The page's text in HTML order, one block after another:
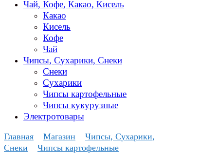
Чай, Кофе, Какао, Кисель
Какао
Кисель
Кофе
Чай
Чипсы, Сухарики, Снеки
Снеки
Сухарики
Чипсы картофельные
Чипсы кукурузные
Электротовары
Главная Магазин
Чипсы, Сухарики,
Снеки
Чипсы картофельные